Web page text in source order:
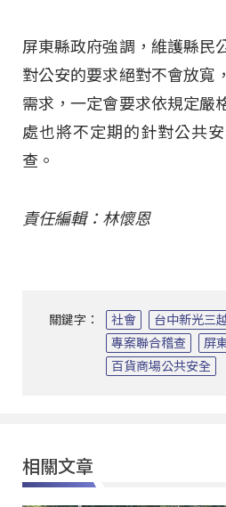
屏東縣政府強調，維護縣民
對公安的要求絕對不會放寬
需求，一定會要求依規定嚴
處也將不定期的針對公共
查。
責任編輯：林懷恩
關鍵字： 社會
台中新光三
專案聯合稽查
屏
百貨商場公共安全
相關文章